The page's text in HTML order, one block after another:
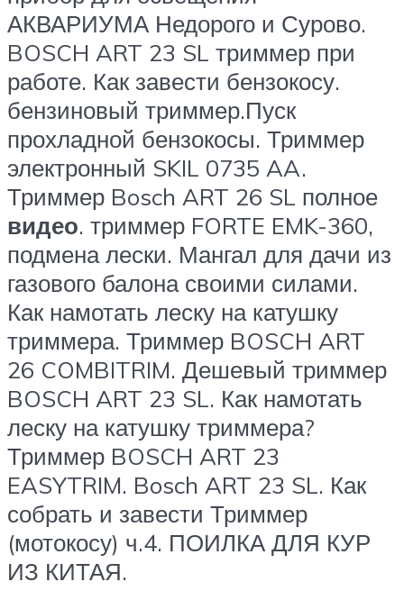
АКВАРИУМА Недорого и Сурово.
BOSCH ART 23 SL триммер при
работе. Как завести бензокосу.
бензиновый триммер.Пуск
прохладной бензокосы. Триммер
электронный SKIL 0735 AA.
Триммер Bosch ART 26 SL полное
видео. триммер FORTE EMK-360,
подмена лески. Мангал для дачи из
газового балона своими силами.
Как намотать леску на катушку
триммера. Триммер BOSCH ART
26 COMBITRIM. Дешевый триммер
BOSCH ART 23 SL. Как намотать
леску на катушку триммера?
Триммер BOSCH ART 23
EASYTRIM. Bosch ART 23 SL. Как
собрать и завести Триммер
(мотокосу) ч.4. ПОИЛКА ДЛЯ КУР
ИЗ КИТАЯ.